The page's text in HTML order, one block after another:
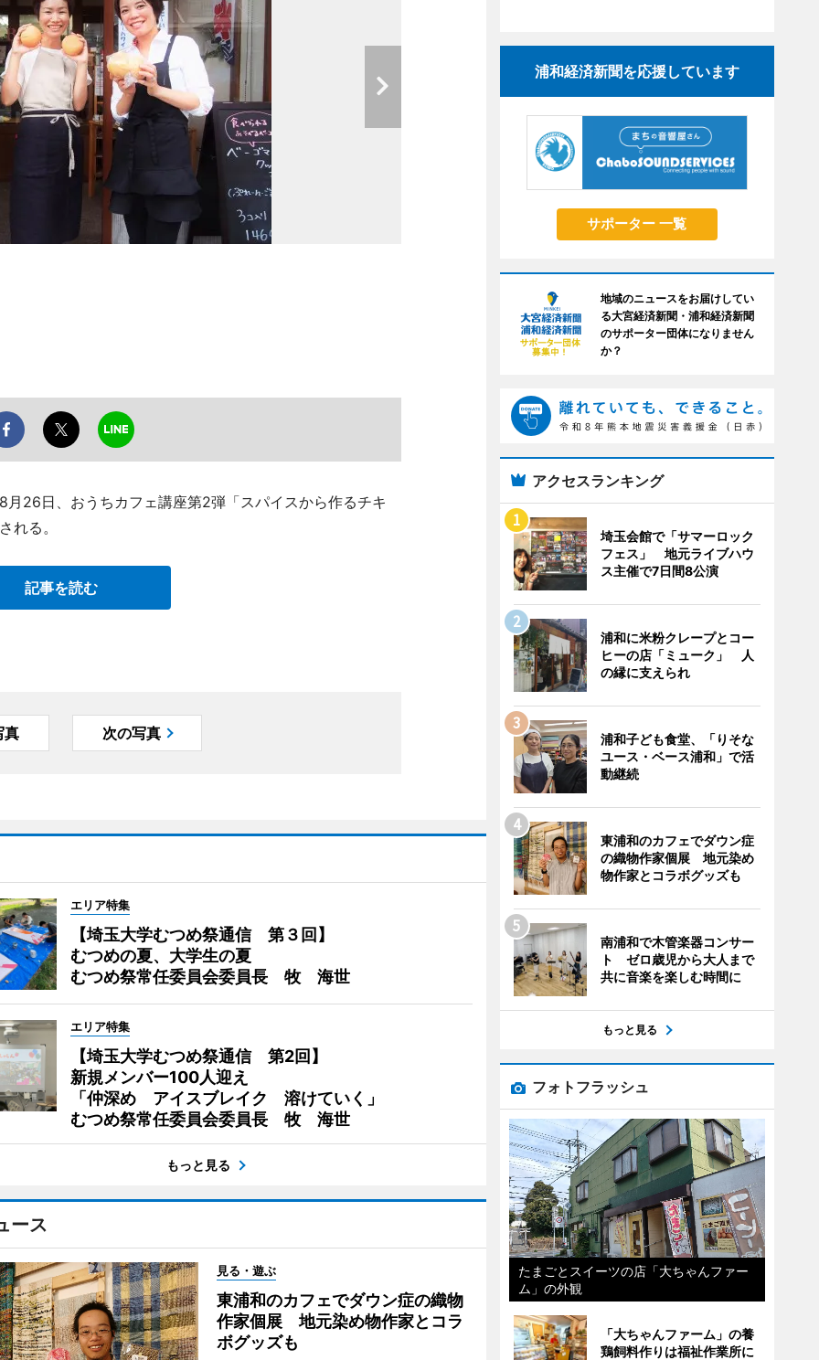
26日、おうちカフェ講座第2弾「スパイスから作るチキ
れる。
記事を読む
真 次の写真
エリア特集
【埼玉大学むつめ祭通信 第３回】
むつめの夏、大学生の夏
むつめ祭常任委員会委員長 牧 海世
エリア特集
【埼玉大学むつめ祭通信 第2回】
新規メンバー100人迎え
「仲深め アイスブレイク 溶けていく」
むつめ祭常任委員会委員長 牧 海世
もっと見る
ース
見る・遊ぶ
東浦和のカフェでダウン症の織物
作家個展 地元染め物作家とコラ
ボグッズも
浦和経済新聞を応援しています
サポーター 一覧
地域のニュースをお届けしてい
る大宮経済新聞・浦和経済新聞
のサポーター団体になりません
か？
アクセスランキング
埼玉会館で「サマーロック
フェス」 地元ライブハウ
ス主催で7日間8公演
浦和に米粉クレープとコー
ヒーの店「ミューク」 人
の縁に支えられ
浦和子ども食堂、「りそな
ユース・ベース浦和」で活
動継続
東浦和のカフェでダウン症
の織物作家個展 地元染め
物作家とコラボグッズも
南浦和で木管楽器コンサー
ト ゼロ歳児から大人まで
共に音楽を楽しむ時間に
もっと見る
フォトフラッシュ
たまごとスイーツの店「大ちゃんファー
ム」の外観
「大ちゃんファーム」の養
鶏飼料作りは福祉作業所に